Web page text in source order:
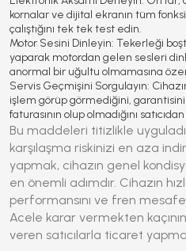
kornalar ve dijital ekranın tüm
çalıştığını tek tek test edin.
Motor Sesini Dinleyin: Tekerleği
yaparak motordan gelen sesleri
anormal bir uğultu olmamasına
Servis Geçmişini Sorgulayın:
işlem görüp görmediğini,
faturasının olup olmadığını
Bu maddeleri titizlikle
karşılaşma riskinizi en aza
yapmak, cihazın genel
en önemli adımdır. Cihazın
performansını ve fren
Acele karar vermekten
veren satıcılarla ticaret